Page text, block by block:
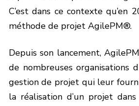
C’est dans ce contexte qu’en
méthode de projet AgilePM®.
Depuis son lancement,
de nombreuses organisations
gestion de projet qui leur
la réalisation d’un projet